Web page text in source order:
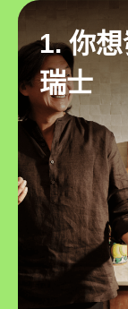
1. 你
瑞士